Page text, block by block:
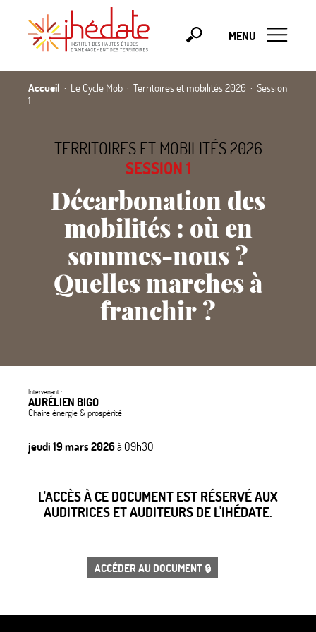
MENU
Accueil Le Cycle Mob Territoires et mobilités 2026
Session
1
TERRITOIRES ET MOBILITÉS 2026
SESSION 1
Décarbonation des
mobilités : où en
sommes-nous?
Quelles marches à
franchir?
Intervenant :
AURÉLIEN BIGO
Chaire énergie & prospérité
jeudi 19 mars 2026à 09h30
L'ACCÈS À CE DOCUMENT EST RÉSERVÉ AUX
AUDITRICES ET AUDITEURS DE L'IHÉDATE.
ACCÉDER AU DOCUMENT 🔒